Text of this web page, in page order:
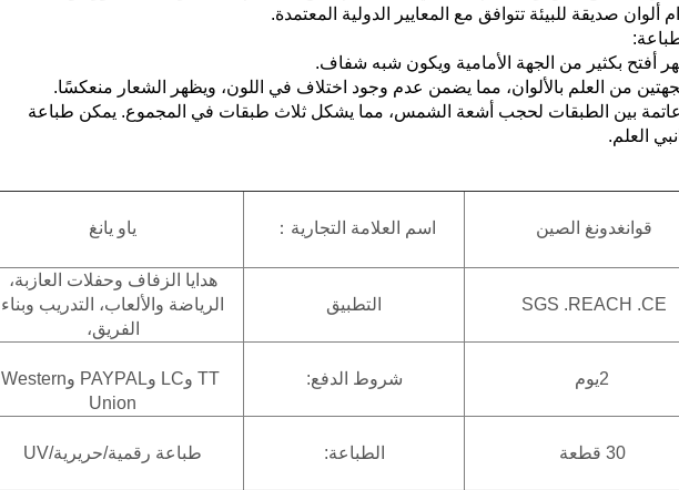
عاتمة بين الطبقات لحجب أشعة الشمس، مما يشكل ثلاث طبقات في المجموع. يمكن طباعة
العلم.
قوانغدونغ الصين اسم العلامة التجارية： ياو يانغ
SGS .REACH .CE التطبيق
هدايا الزفاف وحفلات العازبة،
الرياضة والألعاب، التدريب وبناء
الفريق،
2يوم شروط الدفع:
TT وLC وPAYPAL وWestern
Union
30 قطعة الطباعة: طباعة رقمية/حريرية/UV